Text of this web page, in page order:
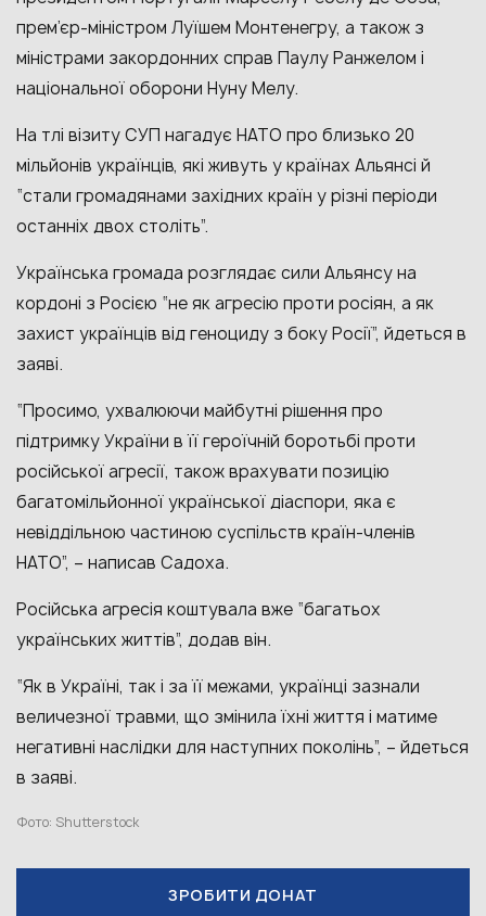
прем’єр-міністром Луїшем Монтенегру, а також з
міністрами закордонних справ Паулу Ранжелом і
національної оборони Нуну Мелу.
На тлі візиту СУП нагадує НАТО про близько 20
мільйонів українців, які живуть у країнах Альянсі й
“стали громадянами західних країн у різні періоди
останніх двох століть”.
Українська громада розглядає сили Альянсу на
кордоні з Росією “не як агресію проти росіян, а як
захист українців від геноциду з боку Росії”, йдеться в
заяві.
“Просимо, ухвалюючи майбутні рішення про
підтримку України в її героїчній боротьбі проти
російської агресії, також врахувати позицію
багатомільйонної української діаспори, яка є
невіддільною частиною суспільств країн-членів
НАТО”, – написав Садоха.
Російська агресія коштувала вже “багатьох
українських життів”, додав він.
“Як в Україні, так і за її межами, українці зазнали
величезної травми, що змінила їхні життя і матиме
негативні наслідки для наступних поколінь”, – йдеться
в заяві.
Фото: Shutterstock
ЗРОБИТИ ДОНАТ